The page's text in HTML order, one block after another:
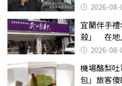
2026-08-
宜蘭伴手
殺」 在地
2026-08-
機場酪梨
包」旅客